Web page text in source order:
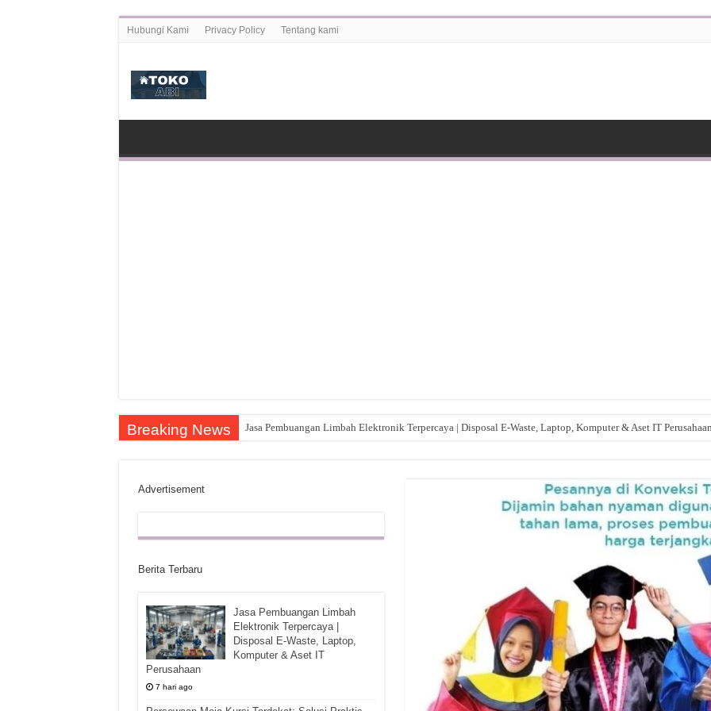
Hubungi Kami Privacy Policy Tentang kami
Breaking News Jasa Pembuangan Limbah Elektronik Terpercaya | Disposal E-Waste, Laptop, Komputer & Aset IT
Advertisement
Berita Terbaru
Jasa Pembuangan Limbah
Elektronik Terpercaya |
Disposal E-Waste, Laptop,
Komputer & Aset IT
Perusahaan
7 hari ago